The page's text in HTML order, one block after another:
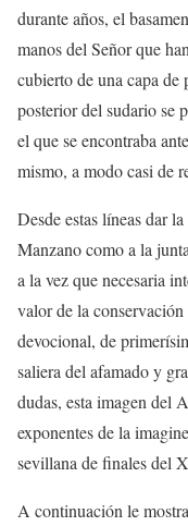
durante años, el
manos del Señor que
cubierto de una capa de
posterior del sudario se
el que se encontraba
mismo, a modo casi de
Desde estas líneas dar
Manzano como a la
a la vez que necesaria
valor de la
devocional, de
saliera del afamado y
dudas, esta imagen del
exponentes de la
sevillana de finales del
A continuación le